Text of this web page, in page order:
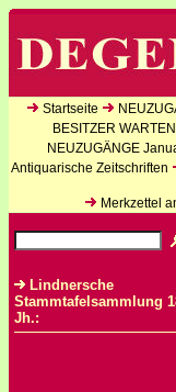
Startseite
BESITZER
NEUZUGÄNGE
Antiquarische Zeitschriften
Merkzettel
Lindnersche
Stammtafelsammlung
Jh.: